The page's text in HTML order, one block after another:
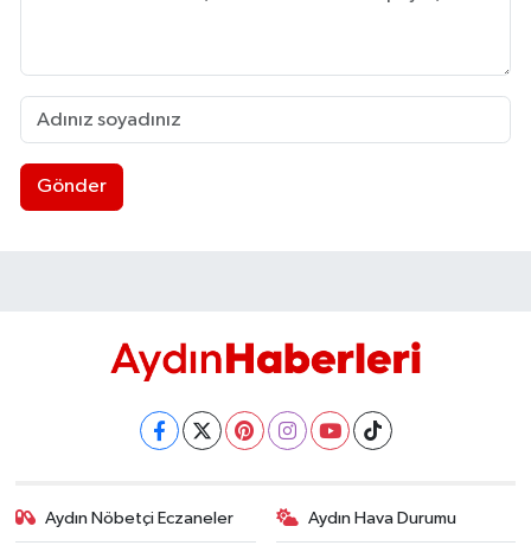
Gönder
Aydın Nöbetçi Eczaneler Aydın Hava Durumu